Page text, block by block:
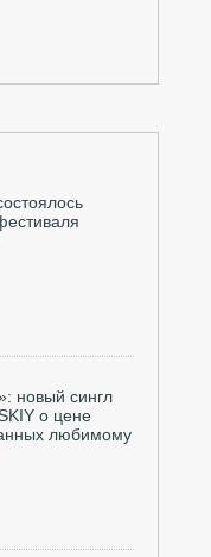
новый сингл
о цене
любимому